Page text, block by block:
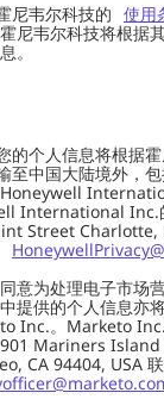
尼韦尔科技的 使用
霍尼韦尔科技将根据
。
的个人信息将根据
至中国大陆境外，
International Inc.
Street Charlotte,
意为处理电子市场
提供的个人信息亦
Inc.。Marketo
Mariners
CA 94404, USA